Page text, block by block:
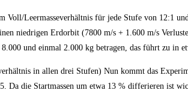
Voll/Leermasseverhältnis für jede Stufe von 12:1
niedrigen Erdorbit (7800 m/s + 1.600 m/s
und einmal 2.000 kg betragen, das führt zu in
in allen drei Stufen) Nun kommt das
Da die Startmassen um etwa 13 % differieren ist